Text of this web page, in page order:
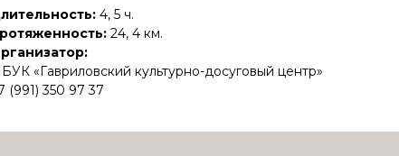
4, 5 ч.
24, 4 км.
«Гавриловский культурно-досуговый центр»
(991) 350 97 37